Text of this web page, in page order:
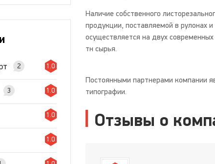
2 1.0
3 1.0
1.0
1.0
Наличие собственного
продукции, поставляемой в рулонах
осуществляется на двух
тн сырья.
Постоянными партнерами компании
типографии.
Отзывы о